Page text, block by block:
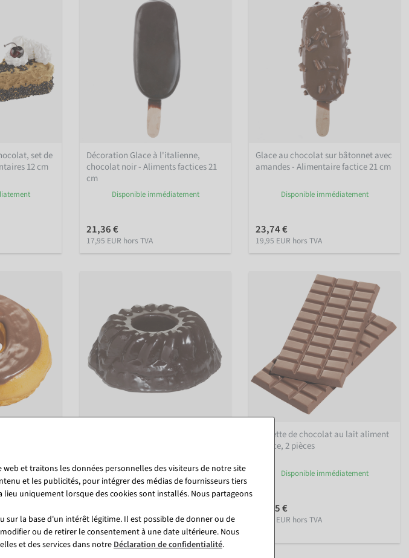
set de
12 cm
Décoration Glace à l'italienne,
chocolat noir - Aliments factices 21
cm
Disponible immédiatement
21,36 €
17,95 EUR hors TVA
Glace au chocolat sur bâtonnet avec
amandes - Alimentaire factice 21 cm
Disponible immédiatement
23,74 €
19,95 EUR hors TVA
Prêt à être expédié en 4 à 6 semaines
environ.
59,44 €
49,95 EUR hors TVA
Tablette de chocolat au lait aliment
factice, 2 pièces
Disponible immédiatement
22,55 €
18,95 EUR hors TVA
et traitons les données personnelles des visiteurs de notre site
et les publicités, pour intégrer des médias de fournisseurs tiers
uniquement lorsque des cookies sont installés. Nous partageons
la base d'un intérêt légitime. Il est possible de donner ou de
ou de retirer le consentement à une date ultérieure. Nous
et des services dans notre Déclaration de confidentialité.